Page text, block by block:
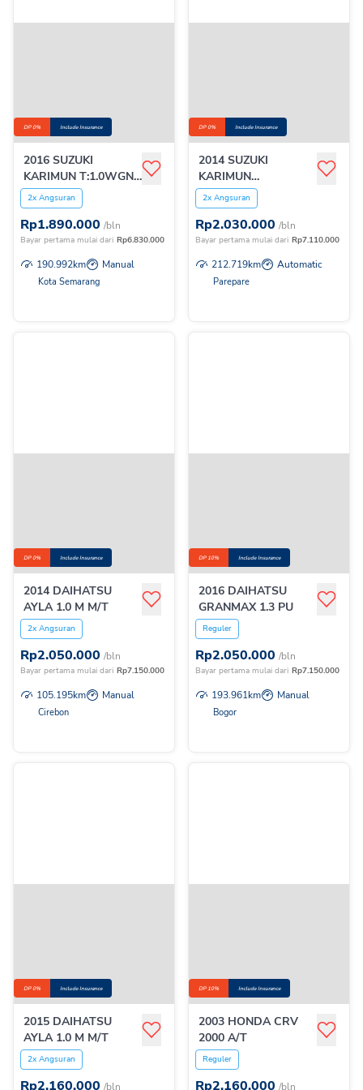
DP 0% Include Insurance
2016 SUZUKI
KARIMUN T:1.0WGNR
GL MT
2x Angsuran
Rp1.890.000 /bln
Bayar pertama mulai dari Rp6.830.000
190.992km Manual
Kota Semarang
DP 0% Include Insurance
2014 SUZUKI
KARIMUN
T:1.0WGNRGS AGS
2x Angsuran
Rp2.030.000 /bln
Bayar pertama mulai dari Rp7.110.000
212.719km Automatic
Parepare
DP 0% Include Insurance
2014 DAIHATSU
AYLA 1.0 M M/T
2x Angsuran
Rp2.050.000 /bln
Bayar pertama mulai dari Rp7.150.000
105.195km Manual
Cirebon
DP 10% Include Insurance
2016 DAIHATSU
GRANMAX 1.3 PU
Reguler
Rp2.050.000 /bln
Bayar pertama mulai dari Rp7.150.000
193.961km Manual
Bogor
DP 0% Include Insurance
2015 DAIHATSU
AYLA 1.0 M M/T
2x Angsuran
Rp2.160.000 /bln
DP 10% Include Insurance
2003 HONDA CRV
2000 A/T
Reguler
Rp2.160.000 /bln